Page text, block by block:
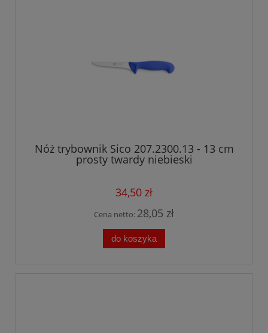
Nóż trybownik Sico 207.2300.13 - 13 cm
prosty twardy niebieski
34,50 zł
Cena netto: 28,05 zł
do koszyka